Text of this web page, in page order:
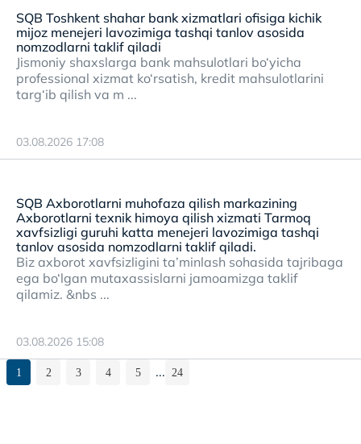
SQB Toshkent shahar bank xizmatlari ofisiga kichik
mijoz menejeri lavozimiga tashqi tanlov asosida
nomzodlarni taklif qiladi
Jismoniy shaxslarga bank mahsulotlari bo‘yicha
professional xizmat ko‘rsatish, kredit mahsulotlarini
targ‘ib qilish va m ...
03.08.2026 17:08
SQB Axborotlarni muhofaza qilish markazining
Axborotlarni texnik himoya qilish xizmati Tarmoq
xavfsizligi guruhi katta menejeri lavozimiga tashqi
tanlov asosida nomzodlarni taklif qiladi.
Biz axborot xavfsizligini ta’minlash sohasida tajribaga
ega bo‘lgan mutaxassislarni jamoamizga taklif
qilamiz. &nbs ...
03.08.2026 15:08
1 2 3 4 5 ... 24